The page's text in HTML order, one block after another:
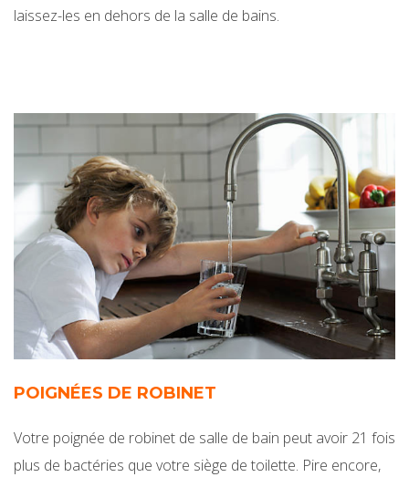
laissez-les en dehors de la salle de bains.
POIGNÉES DE ROBINET
Votre poignée de robinet de salle de bain peut avoir 21 fois
plus de bactéries que votre siège de toilette. Pire encore,